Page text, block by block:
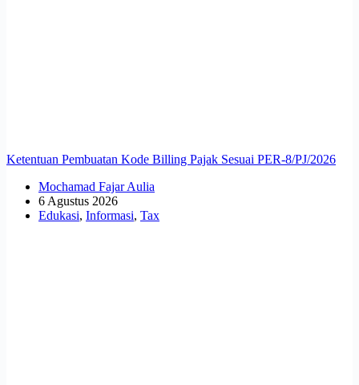
Ketentuan Pembuatan Kode Billing Pajak Sesuai PER-8/PJ/2026
Mochamad Fajar Aulia
6 Agustus 2026
Edukasi, Informasi, Tax